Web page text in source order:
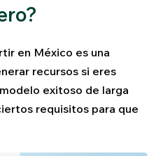
en México es una
recursos si eres
exitoso de larga
requisitos para que